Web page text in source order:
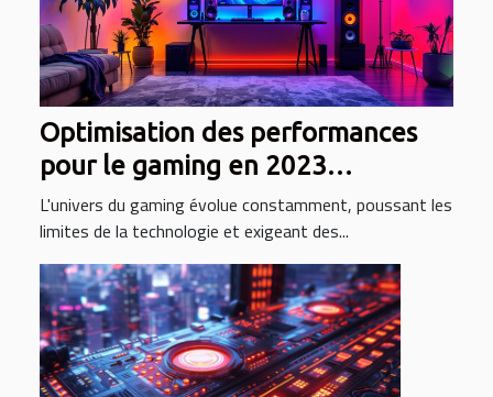
Optimisation des performances
pour le gaming en 2023
équipements et configurations
types
L'univers du gaming évolue constamment, poussant les
limites de la technologie et exigeant des...